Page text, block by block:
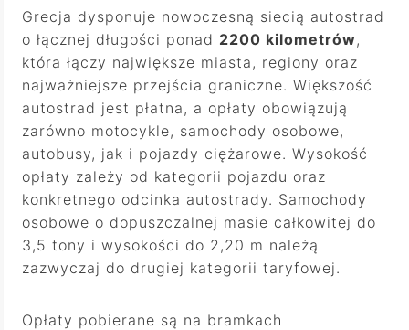
Grecja dysponuje nowoczesną siecią autostrad
o łącznej długości ponad 2200 kilometrów ,
która łączy największe miasta, regiony oraz
najważniejsze przejścia graniczne. Większość
autostrad jest płatna, a opłaty obowiązują
zarówno motocykle, samochody osobowe,
autobusy, jak i pojazdy ciężarowe. Wysokość
opłaty zależy od kategorii pojazdu oraz
konkretnego odcinka autostrady. Samochody
osobowe o dopuszczalnej masie całkowitej do
3,5 tony i wysokości do 2,20 m należą
zazwyczaj do drugiej kategorii taryfowej.
Opłaty pobierane są na bramkach